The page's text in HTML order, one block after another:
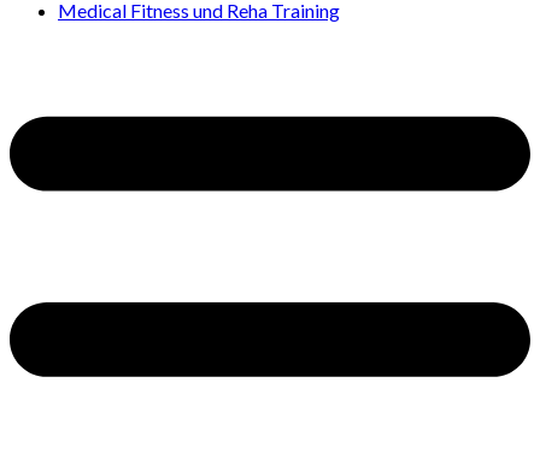
Medical Fitness und Reha Training